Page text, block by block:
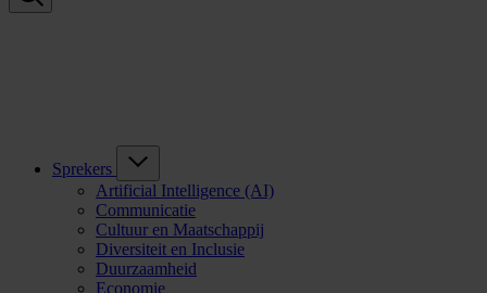
Sprekers
Artificial Intelligence (AI)
Communicatie
Cultuur en Maatschappij
Diversiteit en Inclusie
Duurzaamheid
Economie